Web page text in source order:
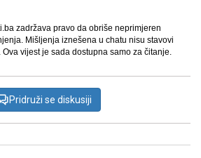
zadržava pravo da obriše neprimjeren
Mišljenja iznešena u chatu nisu stavovi
vijest je sada dostupna samo za čitanje.
Pridruži se diskusiji